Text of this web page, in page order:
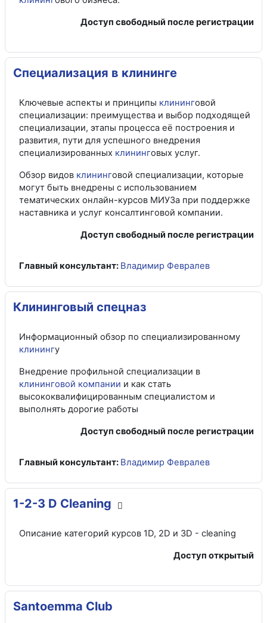
Доступ свободный после регистрации
Специализация в клининге
Ключевые аспекты и принципы клининговой
специализации: преимущества и выбор подходящей
специализации, этапы процесса её построения и
развития, пути для успешного внедрения
специализированных клининговых услуг.
Обзор видов клининговой специализации, которые
могут быть внедрены с использованием
тематических онлайн-курсов МИУЗа при поддержке
наставника и услуг консалтинговой компании.
Доступ свободный после регистрации
Главный консультант: Владимир Февралев
Клининговый спецназ
Информационный обзор по специализированному
клинингу
Внедрение профильной специализации в
клининговой компании и как стать
высококвалифицированным специалистом и
выполнять дорогие работы
Доступ свободный после регистрации
Главный консультант: Владимир Февралев
1-2-3 D Cleaning
Описание категорий курсов 1D, 2D и 3D - cleaning
Доступ открытый
Santoemma Club